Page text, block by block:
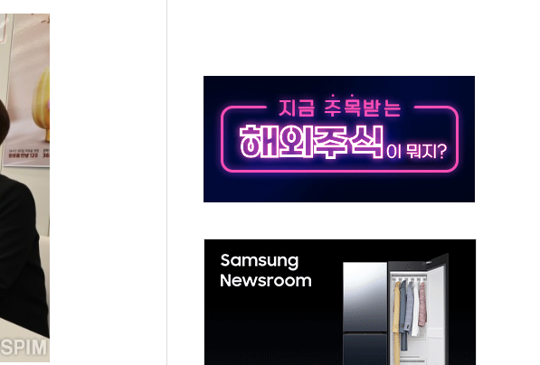
장 전 특징주...모더나·아이온큐·도어대시↑ VS 샌디스크·피그마·앱러빈↓
"영업이익 N% 성과급 반대…상법·자본시장법 개정 논의"
리뷰, 미 주가선물 AI주 차익실현 속 혼조세...웨스턴디지털·샌디스크↓
단거리 탄도미사일 발사에 긴급 안보 점검회의